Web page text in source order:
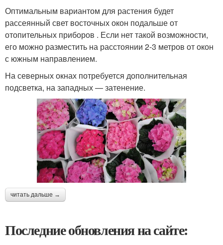
Оптимальным вариантом для растения будет
рассеянный свет восточных окон подальше от
отопительных приборов . Если нет такой возможности,
его можно разместить на расстоянии 2-3 метров от окон
с южным направлением.
На северных окнах потребуется дополнительная
подсветка, на западных — затенение.
читать дальше →
Последние обновления на сайте: